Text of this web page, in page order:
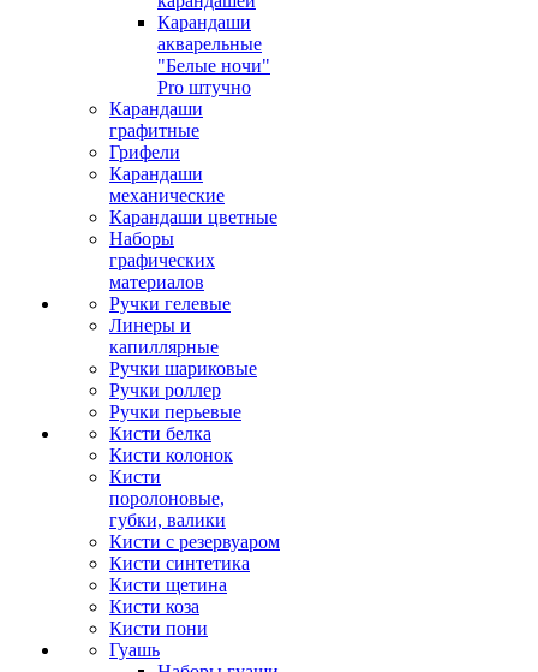
Карандаши
акварельные
"Белые ночи"
Pro штучно
Карандаши
графитные
Грифели
Карандаши
механические
Карандаши цветные
Наборы
графических
материалов
Ручки гелевые
Линеры и
капиллярные
Ручки шариковые
Ручки роллер
Ручки перьевые
Кисти белка
Кисти колонок
Кисти
поролоновые,
губки, валики
Кисти с резервуаром
Кисти синтетика
Кисти щетина
Кисти коза
Кисти пони
Гуашь